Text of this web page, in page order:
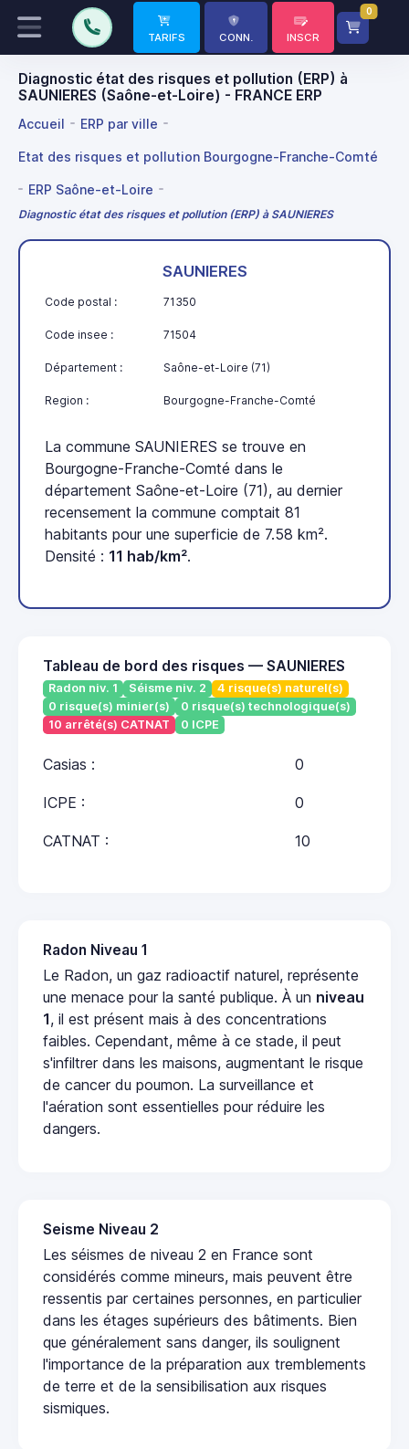
TARIFS CONN. INSCR
0
Diagnostic état des risques et pollution (ERP) à
SAUNIERES (Saône-et-Loire) - FRANCE ERP
Accueil ERP par ville
Etat des risques et pollution Bourgogne-Franche-Comté
ERP Saône-et-Loire
Diagnostic état des risques et pollution (ERP) à SAUNIERES
SAUNIERES
Code postal : 71350
Code insee : 71504
Département : Saône-et-Loire (71)
Region : Bourgogne-Franche-Comté
La commune SAUNIERES se trouve en
Bourgogne-Franche-Comté dans le
département Saône-et-Loire (71), au dernier
recensement la commune comptait 81
habitants pour une superficie de 7.58 km².
Densité : 11 hab/km².
Tableau de bord des risques — SAUNIERES
Radon niv. 1 Séisme niv. 2
4 risque(s) naturel(s)
0 risque(s) minier(s)
0 risque(s) technologique(s)
10 arrêté(s) CATNAT
0 ICPE
Casias : 0
ICPE : 0
CATNAT : 10
Radon Niveau 1
Le Radon, un gaz radioactif naturel, représente
une menace pour la santé publique. À un niveau
1, il est présent mais à des concentrations
faibles. Cependant, même à ce stade, il peut
s'infiltrer dans les maisons, augmentant le risque
de cancer du poumon. La surveillance et
l'aération sont essentielles pour réduire les
dangers.
Seisme Niveau 2
Les séismes de niveau 2 en France sont
considérés comme mineurs, mais peuvent être
ressentis par certaines personnes, en particulier
dans les étages supérieurs des bâtiments. Bien
que généralement sans danger, ils soulignent
l'importance de la préparation aux tremblements
de terre et de la sensibilisation aux risques
sismiques.